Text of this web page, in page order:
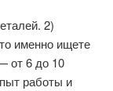
2)
именно ищете
от 6 до 10
работы и